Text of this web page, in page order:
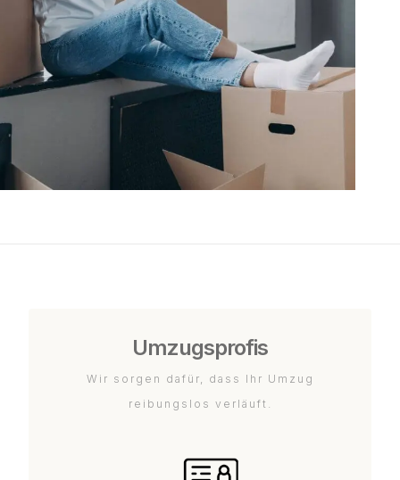
Umzugsprofis
Wir sorgen dafür, dass Ihr Umzug
reibungslos verläuft.